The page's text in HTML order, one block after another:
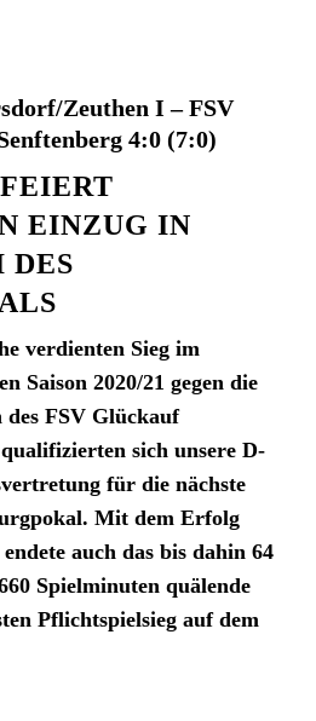
Zeuthen I – FSV
4:0 (7:0)
EINZUG IN
DES
verdienten Sieg im
Saison 2020/21 gegen die
FSV Glückauf
sich unsere D-
für die nächste
Mit dem Erfolg
auch das bis dahin 64
Spielminuten quälende
Pflichtspielsieg auf dem